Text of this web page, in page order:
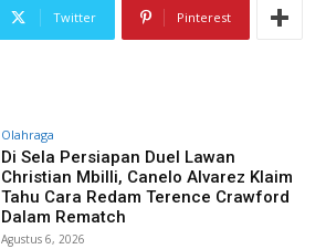
Twitter Pinterest
Olahraga
Di Sela Persiapan Duel Lawan
Christian Mbilli, Canelo Alvarez Klaim
Tahu Cara Redam Terence Crawford
Dalam Rematch
Agustus 6, 2026